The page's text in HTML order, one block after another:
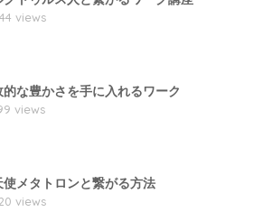
views
的な豊かさを手に入れるワーク
views
使メタトロンと繋がる方法
views